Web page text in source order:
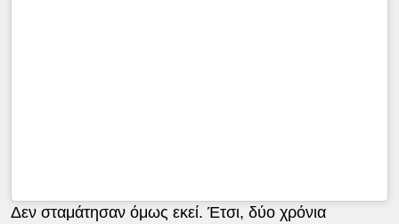
Δεν σταμάτησαν όμως εκεί. Έτσι, δύο χρόνια